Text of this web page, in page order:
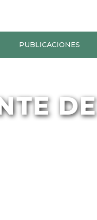
PUBLICACIONES
DE